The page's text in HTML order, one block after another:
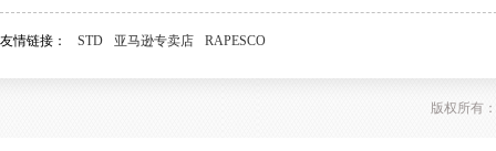
友情链接： STD 亚马逊专卖店 RAPESCO
版权所有